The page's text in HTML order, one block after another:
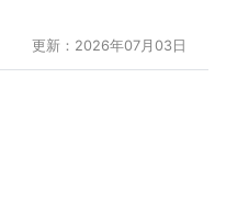
更新：2026年07月03日